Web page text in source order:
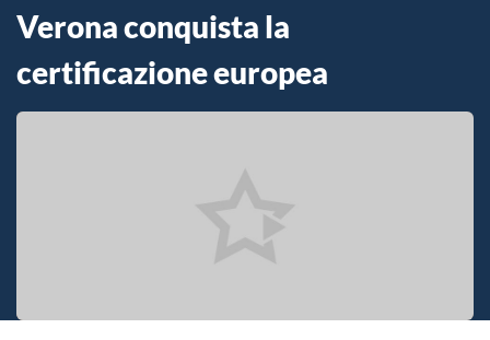
Verona conquista la
certificazione europea